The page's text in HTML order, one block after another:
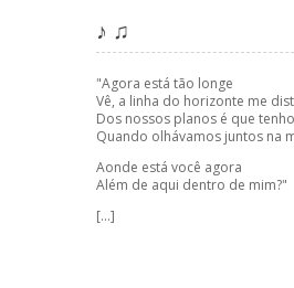
♪ ♫
"Agora está tão longe
Vê, a linha do horizonte me
Dos nossos planos é que
Quando olhávamos juntos na
Aonde está você agora
Além de aqui dentro de mim?"
[...]